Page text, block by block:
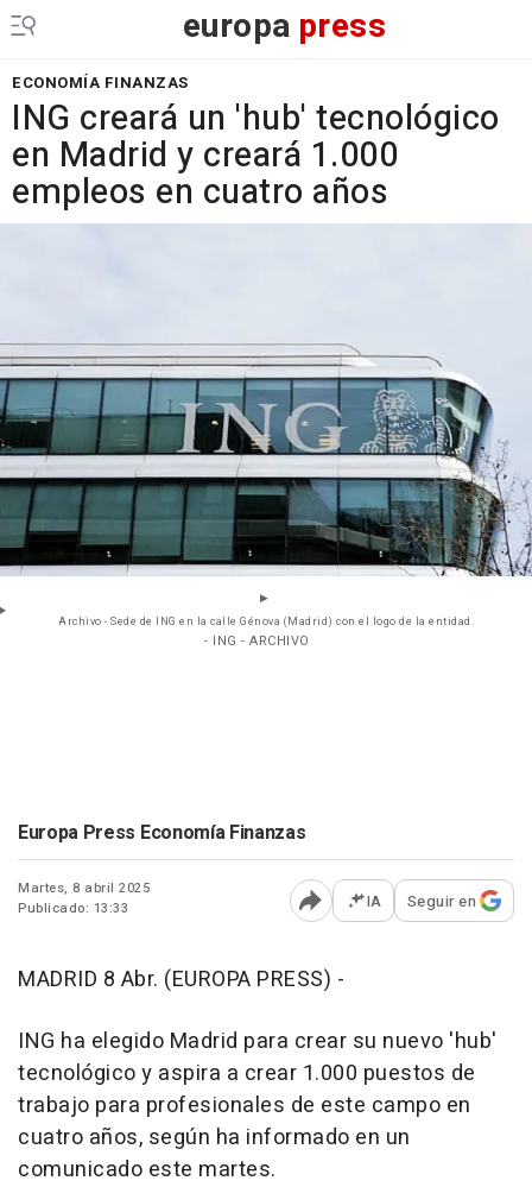
europa press
ECONOMÍA FINANZAS
ING creará un 'hub' tecnológico
en Madrid y creará 1.000
empleos en cuatro años
Archivo - Sede de ING en la calle Génova (Madrid) con el logo de la entidad.
- ING - ARCHIVO
Europa Press Economía Finanzas
Martes, 8 abril 2025
Publicado: 13:33
Abrir opciones para
IA Seguir en
MADRID 8 Abr. (EUROPA PRESS) -
ING ha elegido Madrid para crear su nuevo 'hub'
tecnológico y aspira a crear 1.000 puestos de
trabajo para profesionales de este campo en
cuatro años, según ha informado en un
comunicado este martes.